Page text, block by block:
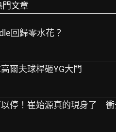
門文章
回歸零水花？
爾夫球桿砸YG大門
以停！崔始源真的現身了 衝